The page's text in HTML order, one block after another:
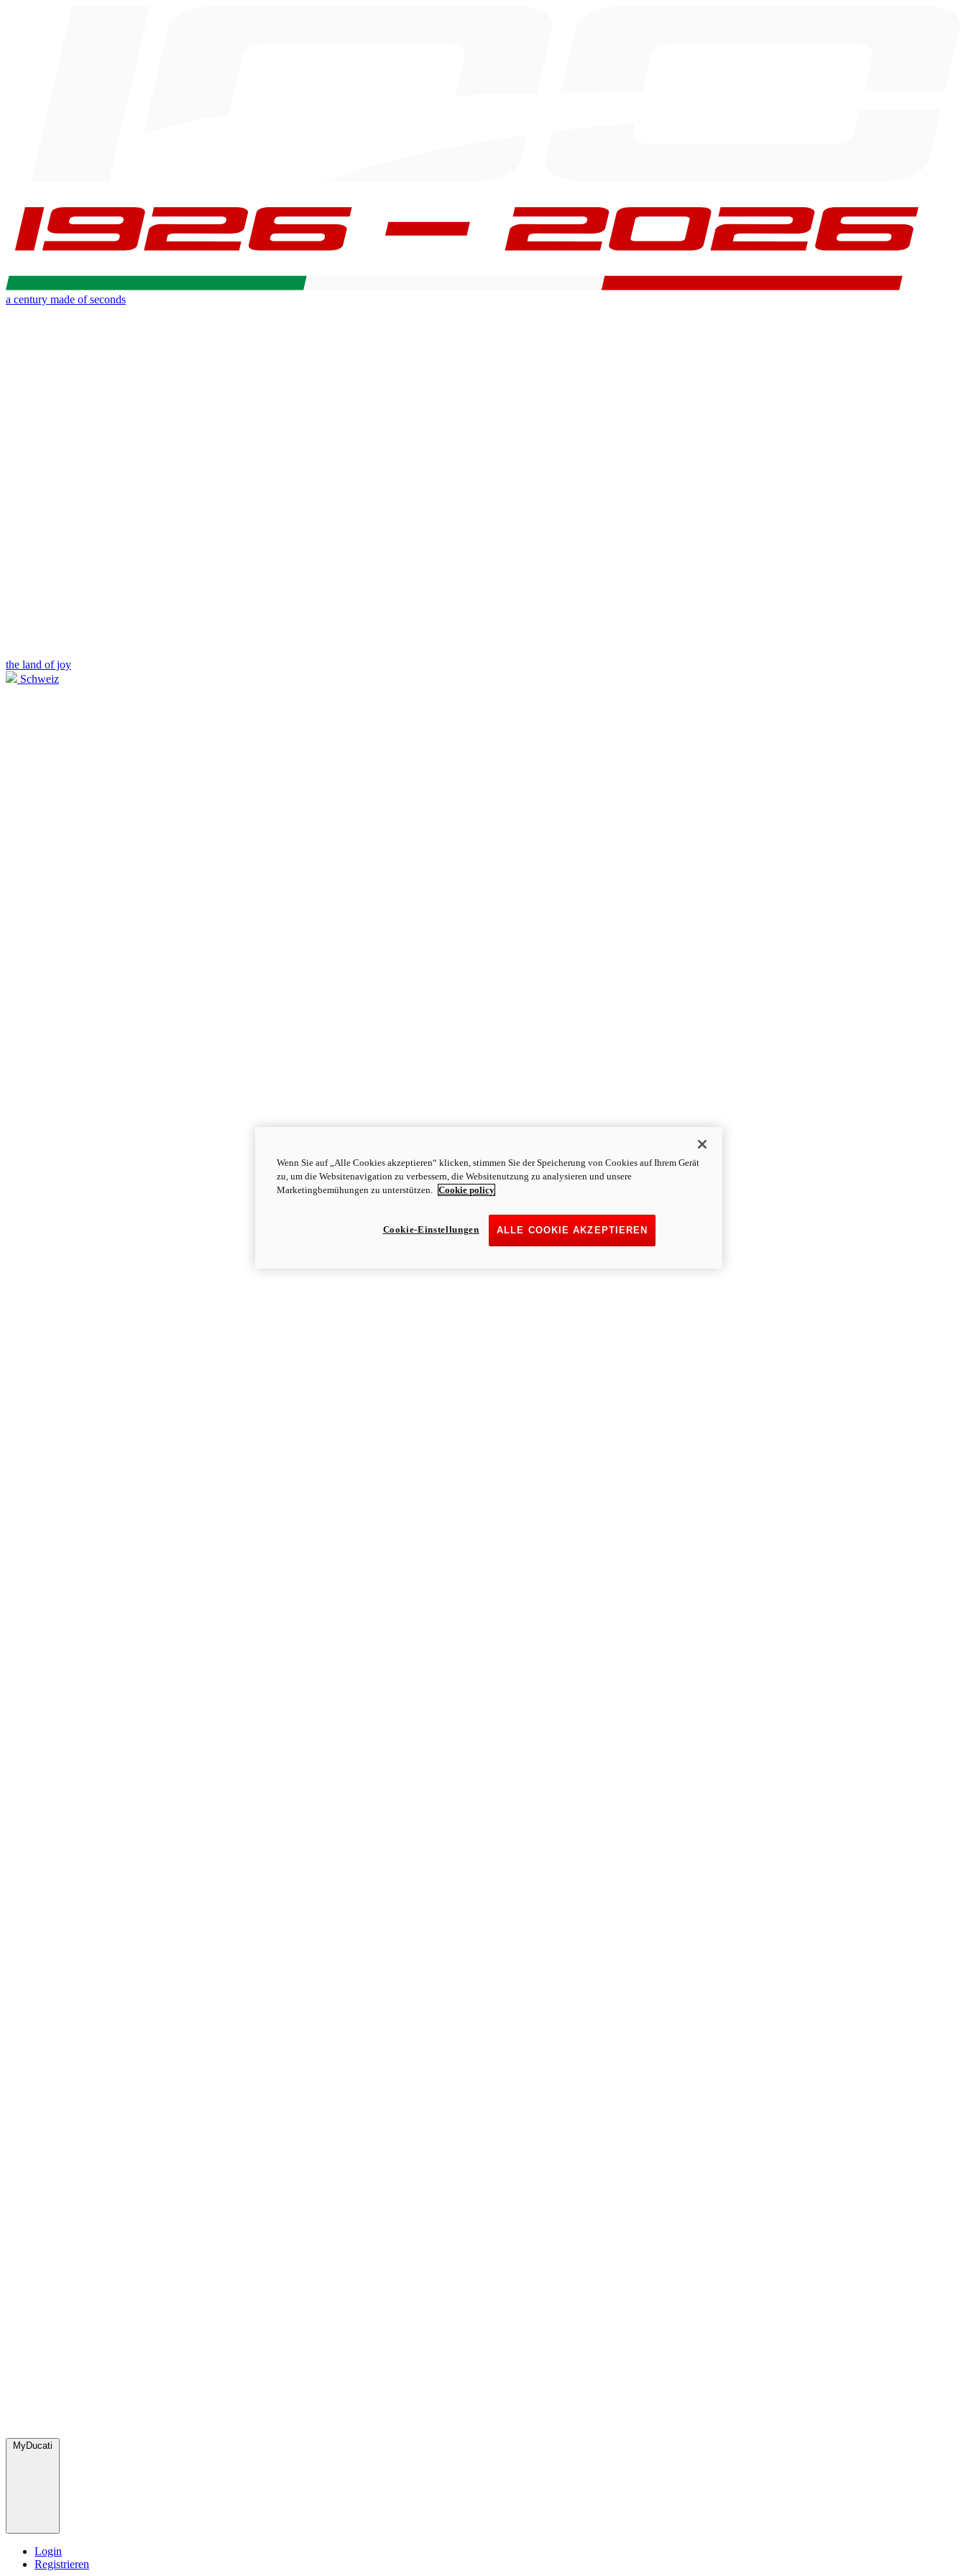
a century made of seconds
the land of joy
Schweiz
MyDucati
Login
Registrieren
Wenn Sie auf „Alle Cookies akzeptieren“ klicken, stimmen Sie der Speicherung von Cookies auf Ihrem Gerät
zu, um die Websitenavigation zu verbessern, die Websitenutzung zu analysieren und unsere
Marketingbemühungen zu unterstützen. Cookie policy
ALLE COOKIE AKZEPTIEREN
Cookie-Einstellungen